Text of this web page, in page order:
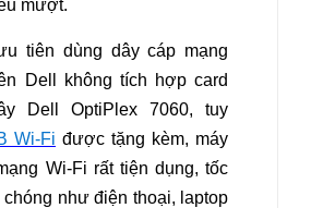
mượt.
tiên dùng dây cáp mạng
Dell không tích hợp card
Dell OptiPlex 7060, tuy
Wi-Fi được tặng kèm, máy
Wi-Fi rất tiện dụng, tốc
chóng như điện thoại, laptop